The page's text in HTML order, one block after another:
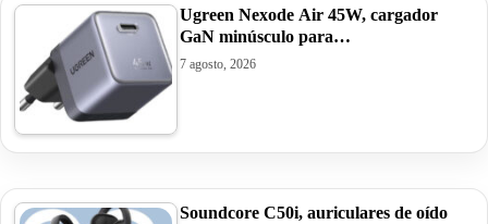
Ugreen Nexode Air 45W, cargador
GaN minúsculo para…
7 agosto, 2026
Soundcore C50i, auriculares de oído